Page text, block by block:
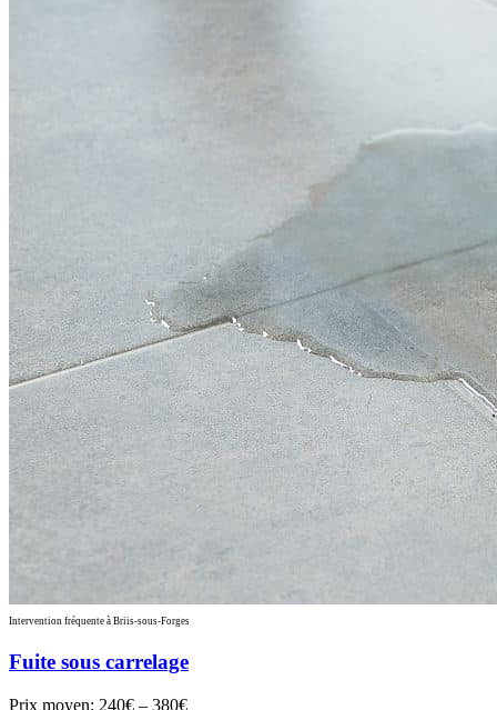
Intervention fréquente à Briis-sous-Forges
Fuite sous carrelage
Prix moyen: 240€ – 380€